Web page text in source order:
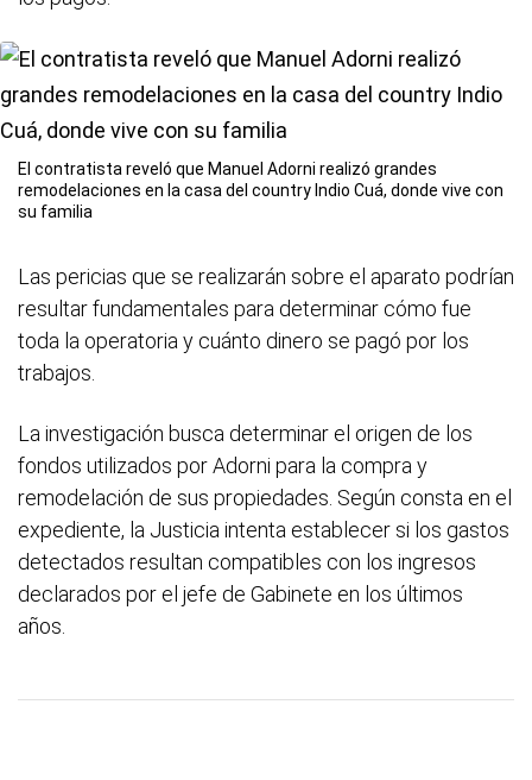
El contratista reveló que Manuel Adorni realizó grandes
remodelaciones en la casa del country Indio Cuá, donde vive con
su familia
Las pericias que se realizarán sobre el aparato podrían
resultar fundamentales para determinar cómo fue
toda la operatoria y cuánto dinero se pagó por los
trabajos.
La investigación busca determinar el origen de los
fondos utilizados por Adorni para la compra y
remodelación de sus propiedades. Según consta en el
expediente, la Justicia intenta establecer si los gastos
detectados resultan compatibles con los ingresos
declarados por el jefe de Gabinete en los últimos
años.